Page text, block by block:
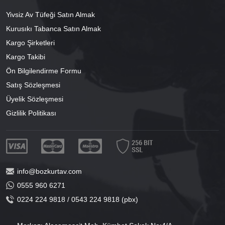
Yivsiz Av Tüfeği Satın Almak
Kurusıkı Tabanca Satın Almak
Kargo Şirketleri
Kargo Takibi
Ön Bilgilendirme Formu
Satış Sözleşmesi
Üyelik Sözleşmesi
Gizlilik Politikası
info@bozkurtav.com
0555 960 6271
0224 224 9818 / 0543 224 9818 (pbx)